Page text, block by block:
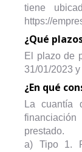
tiene
https://
¿Qué
El plazo de
31/01/2023
¿En qué
La cuantía
prestado.
a) Tipo 1.